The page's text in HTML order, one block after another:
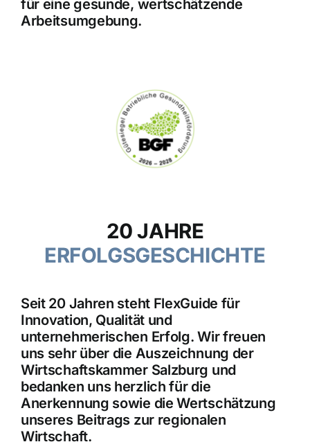
für eine gesunde, wertschätzende
Arbeitsumgebung.
20 JAHRE
ERFOLGSGESCHICHTE
Seit 20 Jahren steht FlexGuide für
Innovation, Qualität und
unternehmerischen Erfolg. Wir freuen
uns sehr über die Auszeichnung der
Wirtschaftskammer Salzburg und
bedanken uns herzlich für die
Anerkennung sowie die Wertschätzung
unseres Beitrags zur regionalen
Wirtschaft.